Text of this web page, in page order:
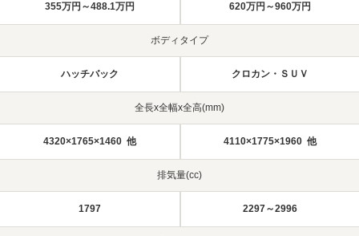
355万円～488.1万円 620万円～960万円
ボディタイプ
ハッチバック クロカン・ＳＵＶ
全長x全幅x全高(mm)
4320×1765×1460 他 4110×1775×1960 他
排気量(cc)
1797 2297～2996